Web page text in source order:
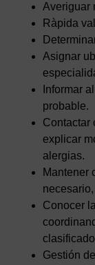
Averiguar
Ràpida
Asignar
Informar
probable.
Contactar
explicar
alergias.
Mantener
Conocer
Gestión